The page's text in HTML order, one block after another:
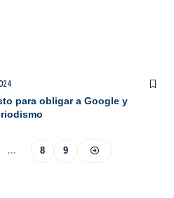
para obligar a Google y
… 8 9